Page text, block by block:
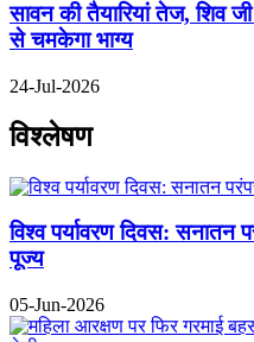
सावन की तैयारियां तेज, शिव
से चमकेगा भाग्य
24-Jul-2026
विश्लेषण
विश्व पर्यावरण दिवस: सनातन
पूज्य
05-Jun-2026